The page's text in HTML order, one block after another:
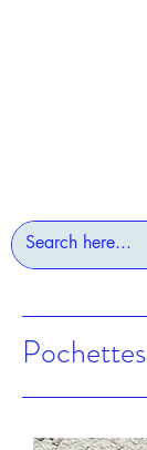
Pochettes